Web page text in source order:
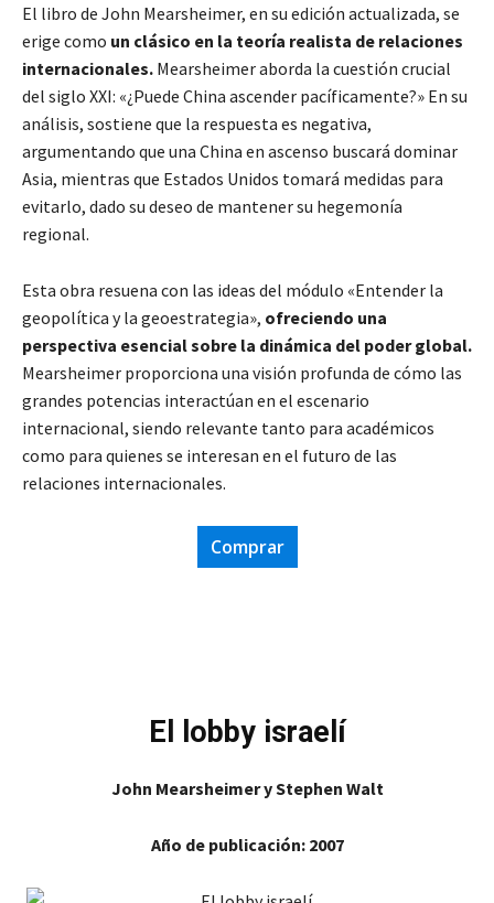
El libro de John Mearsheimer, en su edición actualizada, se
erige como un clásico en la teoría realista de relaciones
internacionales. Mearsheimer aborda la cuestión crucial
del siglo XXI: «¿Puede China ascender pacíficamente?» En su
análisis, sostiene que la respuesta es negativa,
argumentando que una China en ascenso buscará dominar
Asia, mientras que Estados Unidos tomará medidas para
evitarlo, dado su deseo de mantener su hegemonía
regional.
Esta obra resuena con las ideas del módulo «Entender la
geopolítica y la geoestrategia», ofreciendo una
perspectiva esencial sobre la dinámica del poder global.
Mearsheimer proporciona una visión profunda de cómo las
grandes potencias interactúan en el escenario
internacional, siendo relevante tanto para académicos
como para quienes se interesan en el futuro de las
relaciones internacionales.
Comprar
El lobby israelí
John Mearsheimer y Stephen Walt
Año de publicación: 2007